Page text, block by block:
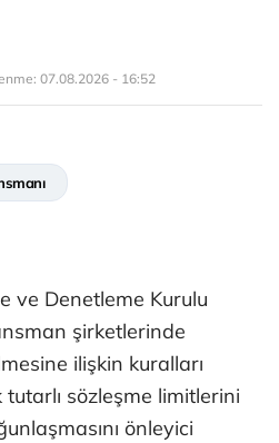
07.08.2026 - 16:52
ve Denetleme Kurulu
şirketlerinde
ilişkin kuralları
tutarlı sözleşme limitlerini
önleyici